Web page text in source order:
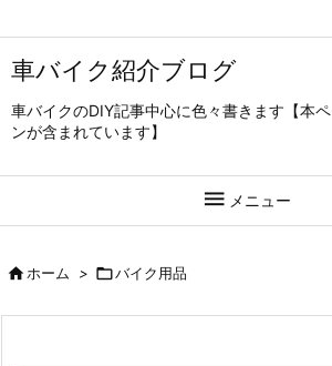
車バイク紹介ブログ
車バイクのDIY記事中心に色々書きます【本
ンが含まれています】
 メニュー
ホーム > バイク用品